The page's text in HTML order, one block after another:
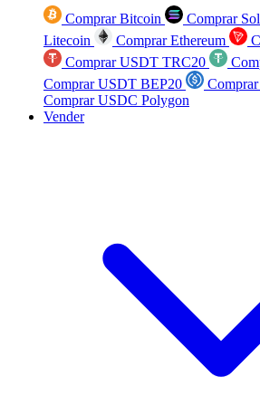
Comprar Bitcoin Comprar
Litecoin
Comprar Ethereum
Comprar USDT TRC20
Comprar USDT BEP20
Comprar USDC Polygon
Vender